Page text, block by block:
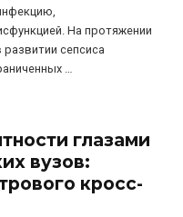
На протяжении
сепсиса
…
глазами
вузов:
кросс-